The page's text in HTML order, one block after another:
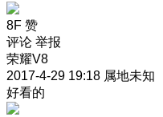
8F 赞
评论 举报
荣耀V8
2017-4-29 19:18 属地未知
好看的